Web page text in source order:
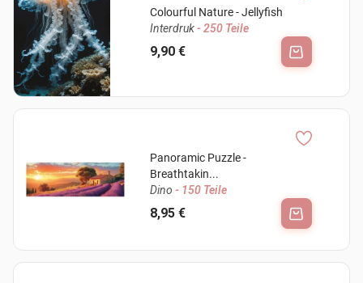
Colourful Nature - Jellyfish
Interdruk- 250 Teile
9,90 €
Panoramic Puzzle -
Breathtakin...
Dino - 150 Teile
8,95 €